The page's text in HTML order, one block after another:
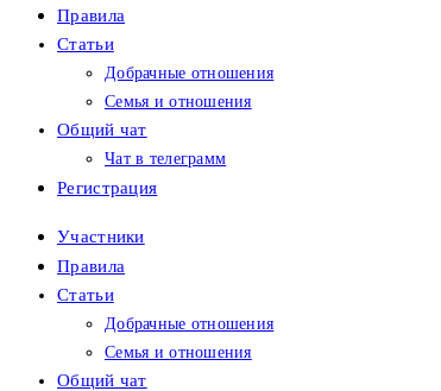
Правила
Статьи
Добрачные отношения
Семья и отношения
Общий чат
Чат в телеграмм
Регистрация
Участники
Правила
Статьи
Добрачные отношения
Семья и отношения
Общий чат